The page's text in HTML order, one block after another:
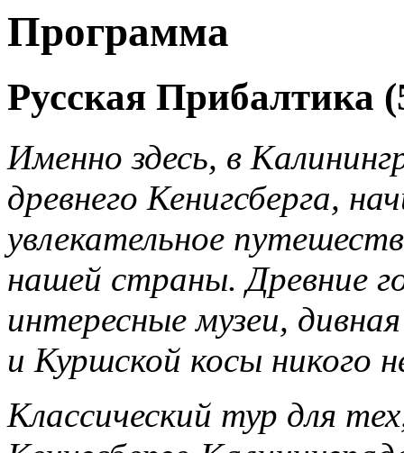
Программа
Русская Прибалтика
Именно здесь, в
древнего Кенигсберга,
увлекательное
нашей страны. Древние
интересные музеи,
и Куршской косы никого
Классический тур для